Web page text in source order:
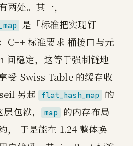
两处。其一，
是「标准把实现钉
C++ 标准要求 桶接口与元
间稳定，这等于强制链地
受 Swiss Table 的缓存收
另起 flat_hash_map 的
层包袱， map 的内存布局
， 于是能在 1.24 整体换